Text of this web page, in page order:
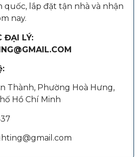
quốc, lắp đặt tận nhà và nhận
nay.
ĐẠI LÝ:
Thành, Phường Hoà Hưng,
Hồ Chí Minh